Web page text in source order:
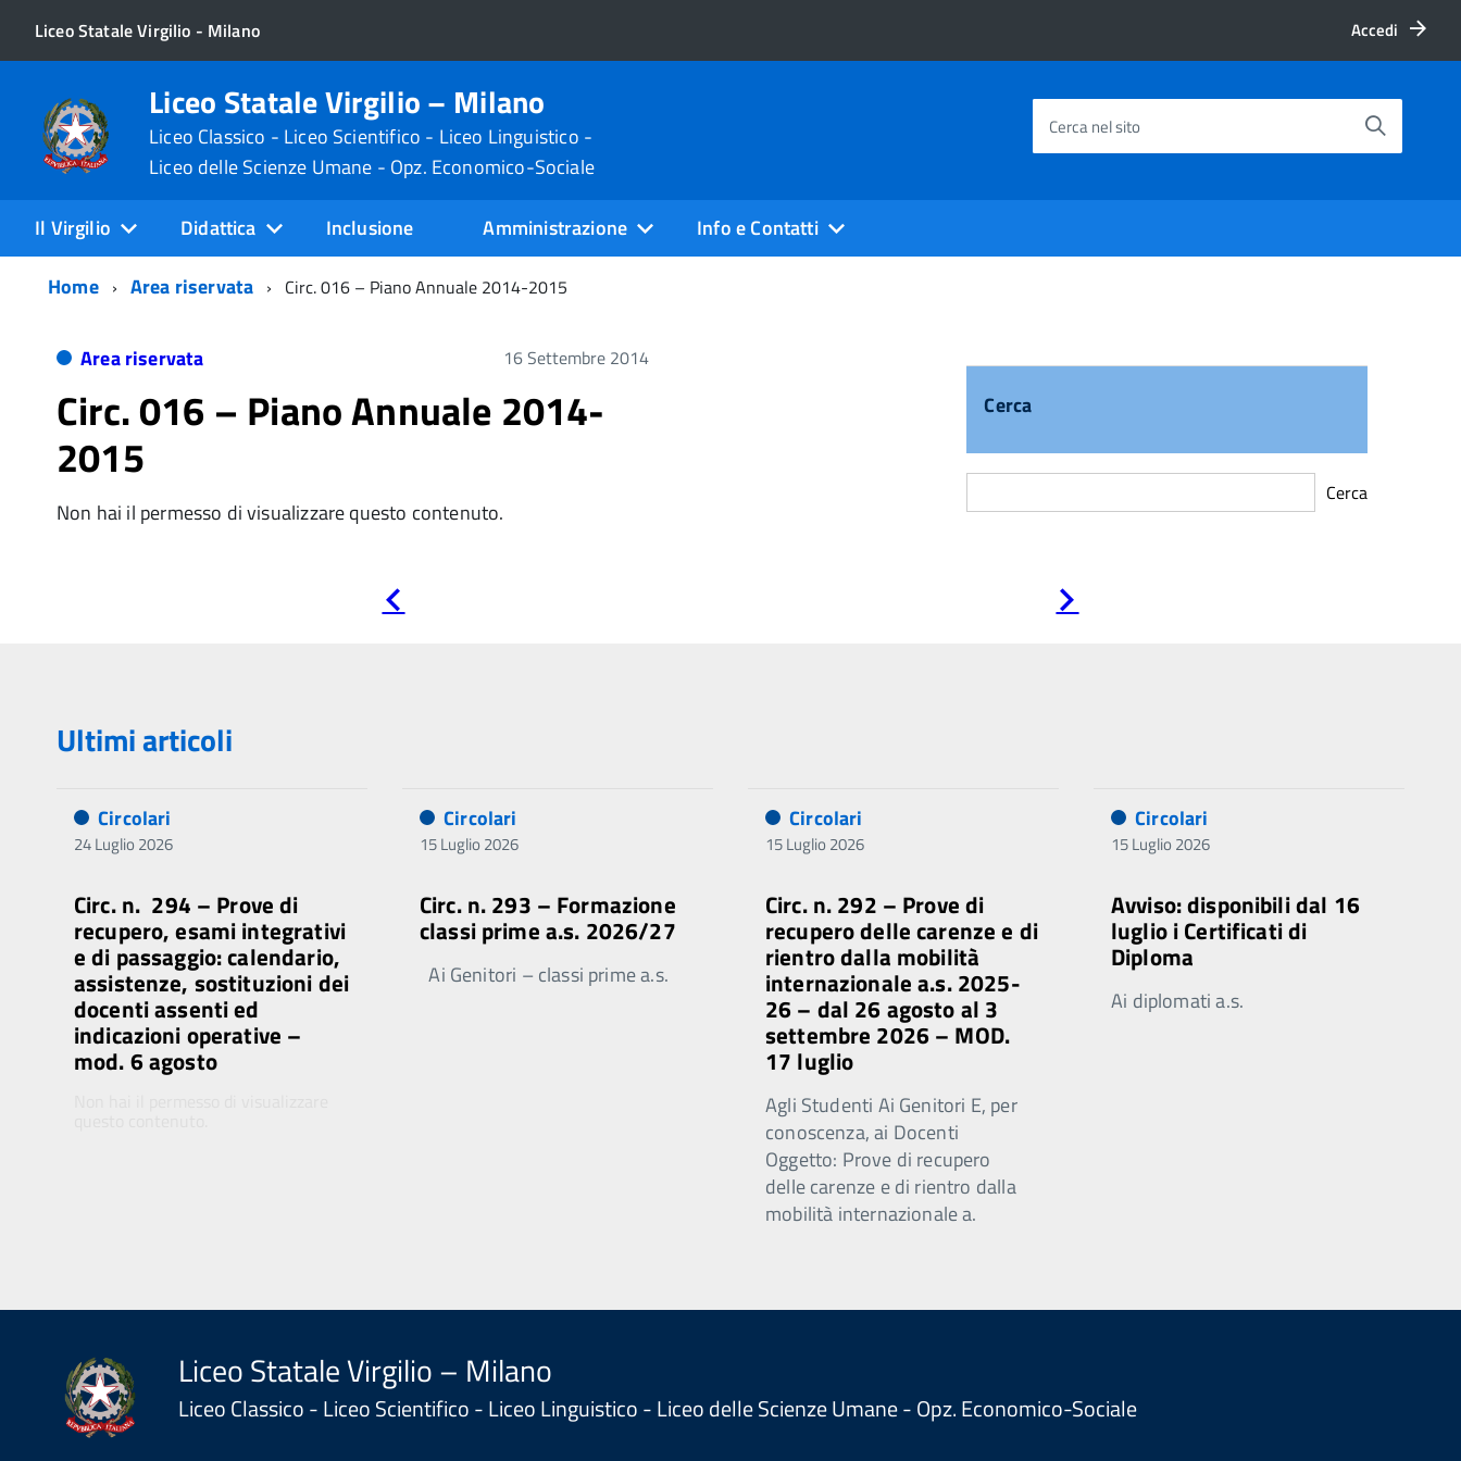
Liceo Statale Virgilio - Milano Accedi
Liceo Statale Virgilio – Milano
Liceo Classico - Liceo Scientifico - Liceo Linguistico -
Liceo delle Scienze Umane - Opz. Economico-Sociale
Cerca nel sito
Il Virgilio Didattica Inclusione Amministrazione
Info e Contatti
Home
Area riservata Circ. 016 – Piano Annuale 2014-2015
Area riservata 16 Settembre 2014
Circ. 016 – Piano Annuale 2014-
2015
Non hai il permesso di visualizzare questo contenuto.
Cerca
Cerca
precedente successiva
Ultimi articoli
Circolari
24 Luglio 2026
Circ. n. 294 – Prove di
recupero, esami integrativi
e di passaggio: calendario,
assistenze, sostituzioni dei
docenti assenti ed
indicazioni operative –
mod. 6 agosto
Circolari
15 Luglio 2026
Circ. n. 293 – Formazione
classi prime a.s. 2026/27
Ai Genitori – classi prime a.s.
Circolari
15 Luglio 2026
Circ. n. 292 – Prove di
recupero delle carenze e di
rientro dalla mobilità
internazionale a.s. 2025-
26 – dal 26 agosto al 3
settembre 2026 – MOD.
17 luglio
Agli Studenti Ai Genitori E, per
conoscenza, ai Docenti
Oggetto: Prove di recupero
delle carenze e di rientro dalla
mobilità internazionale a.
Circolari
15 Luglio 2026
Avviso: disponibili dal 16
luglio i Certificati di
Diploma
Ai diplomati a.s.
Liceo Statale Virgilio – Milano
Liceo Classico - Liceo Scientifico - Liceo Linguistico - Liceo delle Scienze Umane - Opz. Economico-Sociale